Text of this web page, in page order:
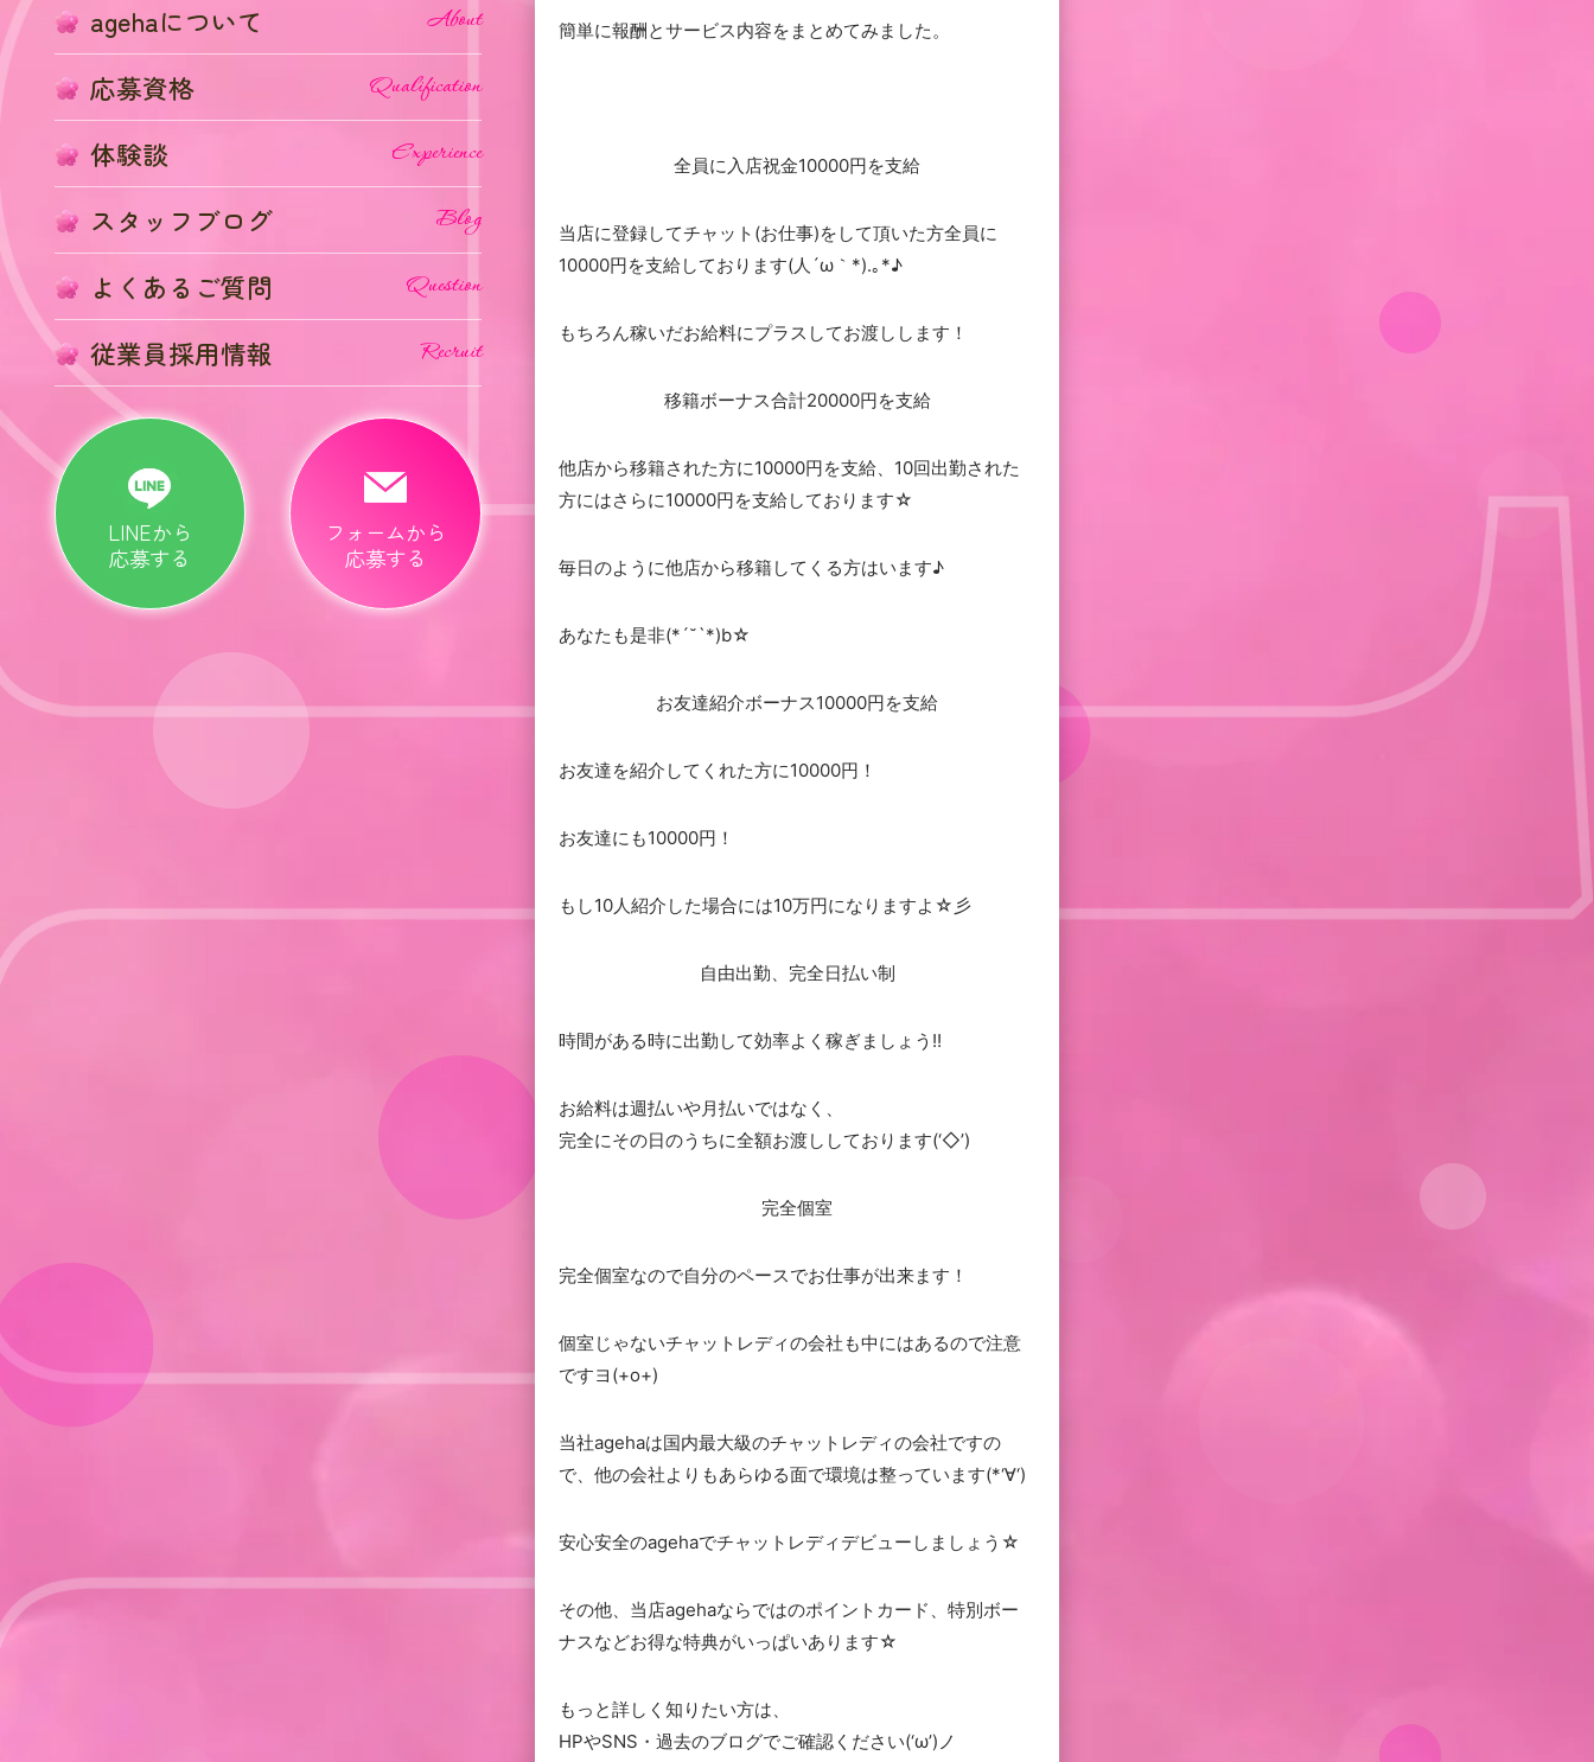
agehaについて About
応募資格 Qualification
体験談 Experience
スタッフブログ Blog
よくあるご質問 Question
従業員採用情報 Recruit
LINEから
応募する
フォームから
応募する
簡単に報酬とサービス内容をまとめてみました。
全員に入店祝金10000円を支給
当店に登録してチャット(お仕事)をして頂いた方全員に
10000円を支給しております(人´ω｀*).｡*♪
もちろん稼いだお給料にプラスしてお渡しします！
移籍ボーナス合計20000円を支給
他店から移籍された方に10000円を支給、10回出勤された
方にはさらに10000円を支給しております☆
毎日のように他店から移籍してくる方はいます♪
あなたも是非(*´˘`*)b☆
お友達紹介ボーナス10000円を支給
お友達を紹介してくれた方に10000円！
お友達にも10000円！
もし10人紹介した場合には10万円になりますよ☆彡
自由出勤、完全日払い制
時間がある時に出勤して効率よく稼ぎましょう!!
お給料は週払いや月払いではなく、
完全にその日のうちに全額お渡ししております(‘◇’)ゞ
完全個室
完全個室なので自分のペースでお仕事が出来ます！
個室じゃないチャットレディの会社も中にはあるので注意
ですヨ(+o+)
当社agehaは国内最大級のチャットレディの会社ですの
で、他の会社よりもあらゆる面で環境は整っています(*‘∀‘)
安心安全のagehaでチャットレディデビューしましょう☆
その他、当店agehaならではのポイントカード、特別ボー
ナスなどお得な特典がいっぱいあります☆
もっと詳しく知りたい方は、
HPやSNS・過去のブログでご確認ください(‘ω’)ノ